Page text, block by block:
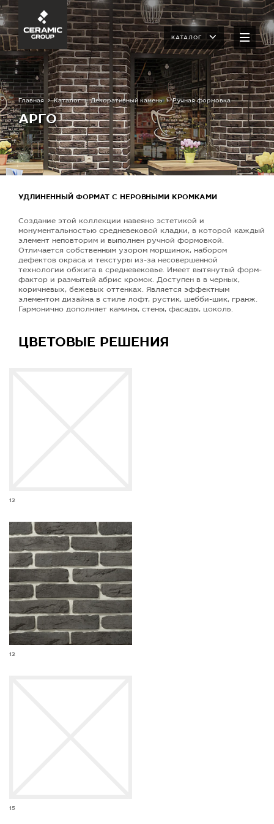
КАТАЛОГ
Главная Каталог Декоративный камень Ручная формовка
АРГО
УДЛИНЕННЫЙ ФОРМАТ С НЕРОВНЫМИ КРОМКАМИ
Создание этой коллекции навеяно эстетикой и
монументальностью средневековой кладки, в которой каждый
элемент неповторим и выполнен ручной формовкой.
Отличается собственным узором морщинок, набором
дефектов окраса и текстуры из-за несовершенной
технологии обжига в средневековье. Имеет вытянутый форм-
фактор и размытый абрис кромок. Доступен в в черных,
коричневых, бежевых оттенках. Является эффектным
элементом дизайна в стиле лофт, рустик, шебби-шик, гранж.
Гармонично дополняет камины, стены, фасады, цоколь.
ЦВЕТОВЫЕ РЕШЕНИЯ
12
12
15